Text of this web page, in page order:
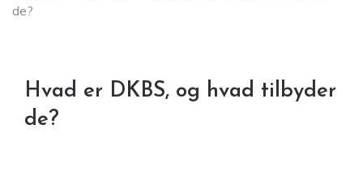
de?
Hvad er DKBS, og hvad tilbyder
de?